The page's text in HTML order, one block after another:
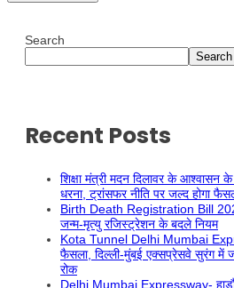
Search
Search
Recent Posts
शिक्षा मंत्री मदन दिलावर के आश्वासन
धरना, ट्रांसफर नीति पर जल्द होगा
Birth Death Registration Bill
जन्म-मृत्यु रजिस्ट्रेशन के बदले नियम
Kota Tunnel Delhi Mumbai
फैसला, दिल्ली-मुंबई एक्सप्रेसवे सुरंग में
रोक
Delhi Mumbai Expressway-